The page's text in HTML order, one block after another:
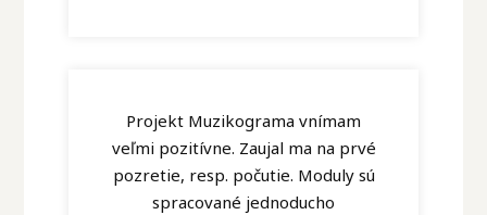
Projekt Muzikograma vnímam
veľmi pozitívne. Zaujal ma na prvé
pozretie, resp. počutie. Moduly sú
spracované jednoducho